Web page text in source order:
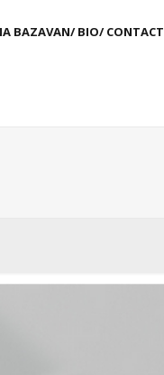
BAZAVAN/ BIO/ CONTACT